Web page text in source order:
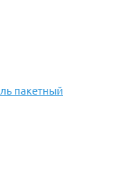
пакетный